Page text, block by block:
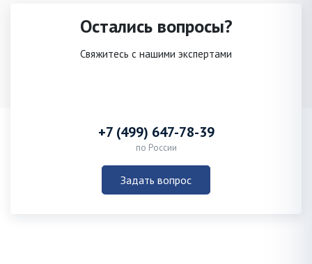
Остались вопросы?
Свяжитесь с нашими экспертами
+7 (499) 647-78-39
по России
Задать вопрос